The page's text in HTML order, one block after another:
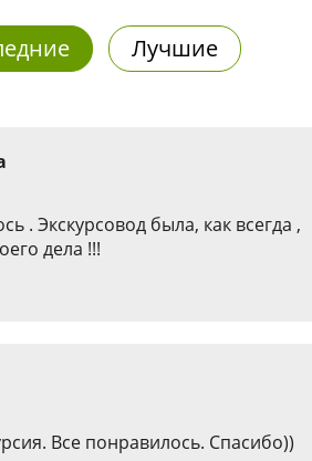
Лучшие
. Экскурсовод была, как всегда ,
дела !!!
Все понравилось. Спасибо))